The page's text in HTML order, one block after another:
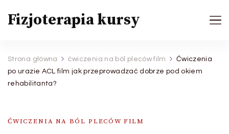
Fizjoterapia kursy
Strona główna ćwiczenia na ból pleców film
Ćwiczenia
po urazie ACL film jak przeprowadzać dobrze pod okiem
rehabilitanta?
ĆWICZENIA NA BÓL PLECÓW FILM